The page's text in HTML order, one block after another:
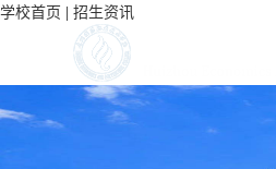
学校首页 招生资讯